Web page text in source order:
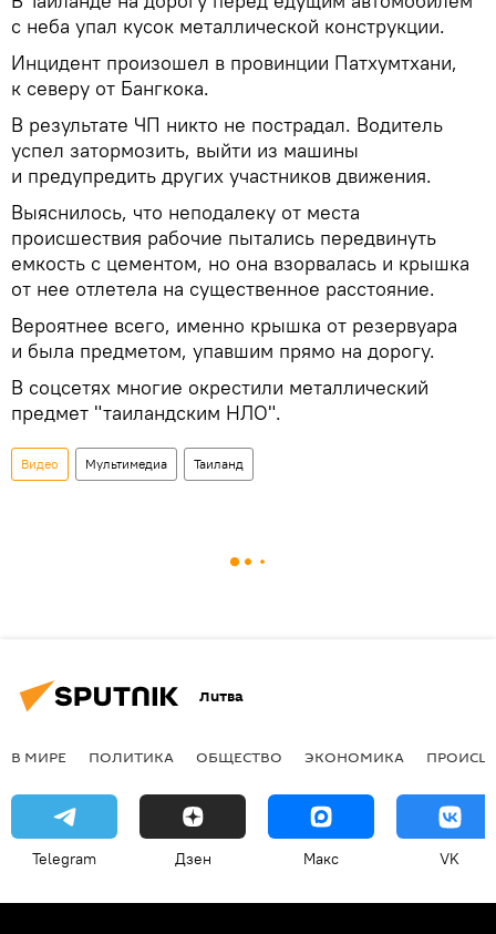
с неба упал кусок металлической конструкции.
Инцидент произошел в провинции Патхумтхани,
к северу от Бангкока.
В результате ЧП никто не пострадал. Водитель
успел затормозить, выйти из машины
и предупредить других участников движения.
Выяснилось, что неподалеку от места
происшествия рабочие пытались передвинуть
емкость с цементом, но она взорвалась и крышка
от нее отлетела на существенное расстояние.
Вероятнее всего, именно крышка от резервуара
и была предметом, упавшим прямо на дорогу.
В соцсетях многие окрестили металлический
предмет "таиландским НЛО".
Видео Мультимедиа Таиланд
Литва
В МИРЕ ПОЛИТИКА ОБЩЕСТВО ЭКОНОМИКА
Telegram Дзен Макс VK